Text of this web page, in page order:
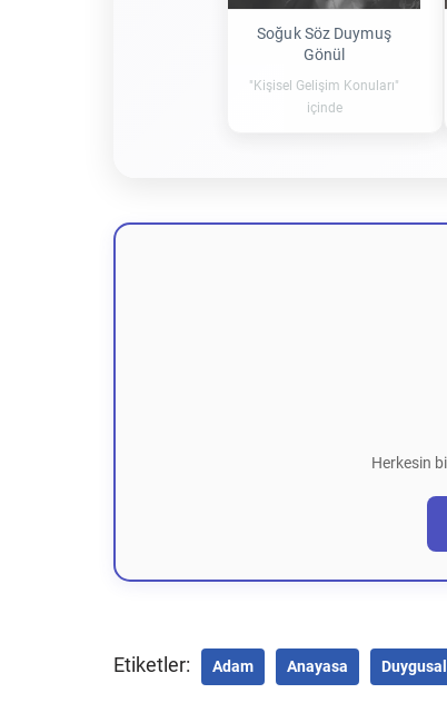
Soğuk Söz Duymuş
Gönül
"Kişisel Gelişim Konuları"
içinde
Herkesin
Etiketler: Adam Anayasa Duygusal